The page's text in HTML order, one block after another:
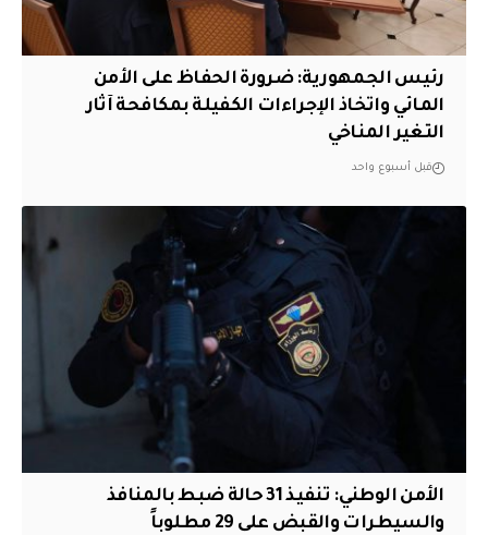
رئيس الجمهورية: ضرورة الحفاظ على الأمن
المائي واتخاذ الإجراءات الكفيلة بمكافحة آثار
التغير المناخي
قبل أسبوع واحد
الأمن الوطني: تنفيذ 31 حالة ضبط بالمنافذ
والسيطرات والقبض على 29 مطلوباً